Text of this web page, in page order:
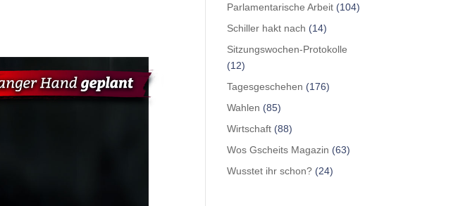
Parlamentarische Arbeit (104)
Schiller hakt nach (14)
Sitzungswochen-Protokolle
(12)
Tagesgeschehen (176)
Wahlen (85)
Wirtschaft (88)
Wos Gscheits Magazin (63)
Wusstet ihr schon? (24)